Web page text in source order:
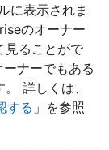
に表示されま
のオーナー
見ることがで
ナーでもある
詳しくは、
する 」を参照